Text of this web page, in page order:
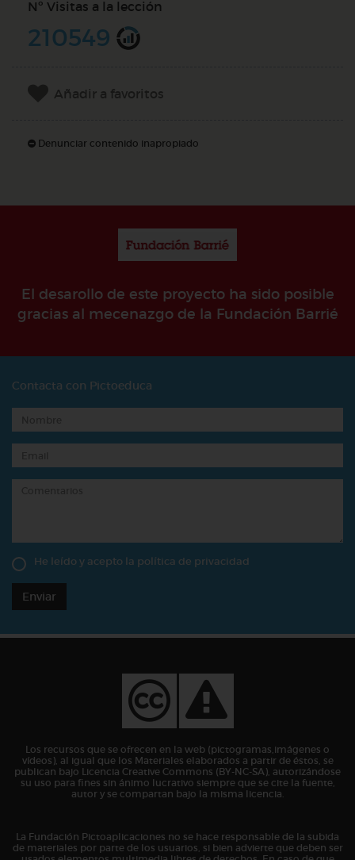
Nº Visitas a la lección
210549
Añadir a favoritos
Denunciar contenido inapropiado
El desarollo de este proyecto ha sido posible
gracias al mecenazgo de la Fundación Barrié
Contacta con Pictoeduca
He leído y acepto la política de privacidad
Enviar
Los recursos que se ofrecen en la web (pictogramas,imágenes o
vídeos), al igual que los Materiales elaborados a partir de éstos, se
publican bajo Licencia Creative Commons (BY-NC-SA), autorizándose
su uso para fines sin ánimo lucrativo siempre que se cite la fuente,
autor y se compartan bajo la misma licencia.
La Fundación Pictoaplicaciones no se hace responsable de la subida
de materiales por parte de los usuarios, si bien advierte que deben ser